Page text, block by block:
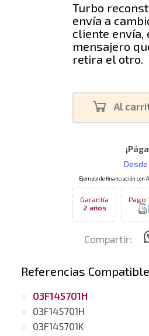
Turbo
envía a
cliente envía,
mensajero
retira el otro.
Al
Garantía
2 años
Pago
Compartir:
Referencias
03F145701H
03F145701H
03F145701K